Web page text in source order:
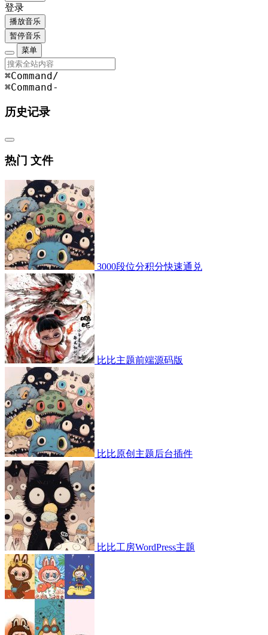
登录
播放音乐
暂停音乐
菜单
⌘Command /
⌘Command -
历史记录
热门 文件
3000段位分积分快速通兑
比比主题前端源码版
比比原创主题后台插件
比比工房WordPress主题